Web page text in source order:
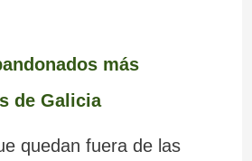
más
de Galicia
quedan fuera de las